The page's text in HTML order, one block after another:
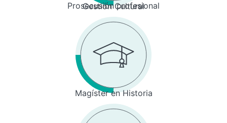
Prosecusión profesional
Gestión Cultural
Magíster en Historia